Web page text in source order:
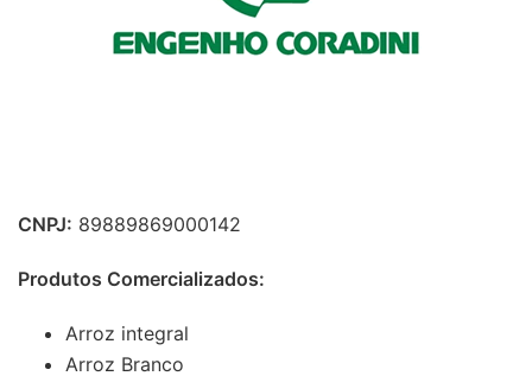
CNPJ: 89889869000142
Produtos Comercializados:
Arroz integral
Arroz Branco